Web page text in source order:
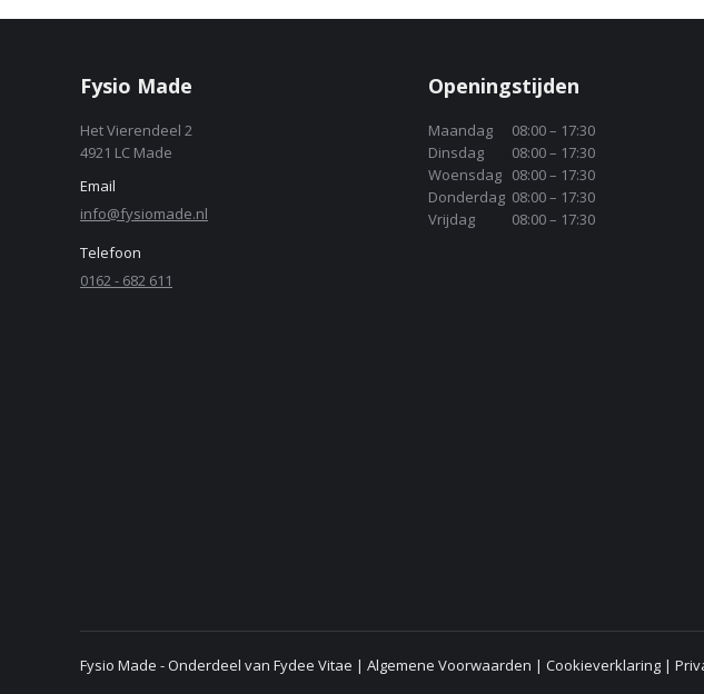
Fysio Made
Het Vierendeel 2
4921 LC Made
Email
info@fysiomade.nl
Telefoon
0162 - 682 611
Openingstijden
Maandag
08:00 – 17:30
Dinsdag
08:00 – 17:30
Woensdag 08:00 – 17:30
Donderdag 08:00 – 17:30
Vrijdag
08:00 – 17:30
Fysio Made - Onderdeel van Fydee Vitae | Algemene Voorwaarden | Cookieverklaring |